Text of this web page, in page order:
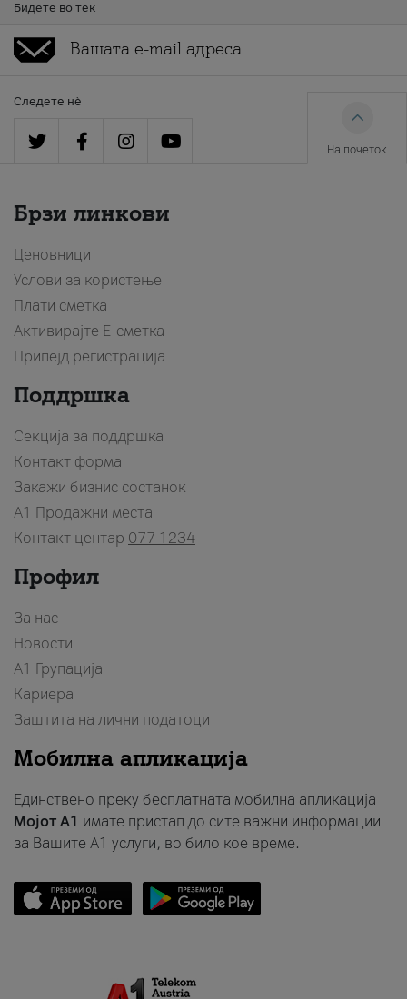
Бидете во тек
Следете нè
На почеток
Брзи линкови
Ценовници
Услови за користење
Плати сметка
Активирајте Е-сметка
Припејд регистрација
Поддршка
Секција за поддршка
Контакт форма
Закажи бизнис состанок
A1 Продажни места
Контакт центар 077 1234
Профил
За нас
Новости
А1 Групација
Кариера
Заштита на лични податоци
Мобилна апликација
Единствено преку бесплатната мобилна апликација
Мојот A1 имате пристап до сите важни информации
за Вашите A1 услуги, во било кое време.